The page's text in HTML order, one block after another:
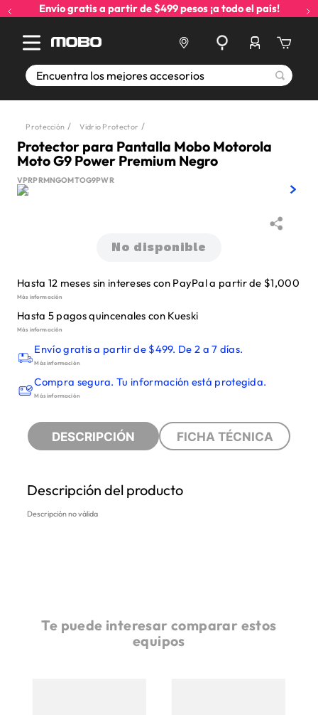
Envío gratis a partir de $499 pesos ¡a todo el país!
Encuentra los mejores accesorios
Protección Vidrio Protector
Protector para Pantalla Mobo Motorola
Moto G9 Power Premium Negro
VPRPRMNGOMTOG9PWR
No disponible
Hasta 12 meses sin intereses con PayPal a partir de $1,000
Más información
Hasta 5 pagos quincenales con Kueski
Más información
Envío gratis a partir de $499. De 2 a 7 días.
Más información
Compra segura. Tu información está protegida.
Más información
DESCRIPCIÓN FICHA TÉCNICA
Descripción del producto
Descripción no válida
Te puede interesar comparar estos
equipos